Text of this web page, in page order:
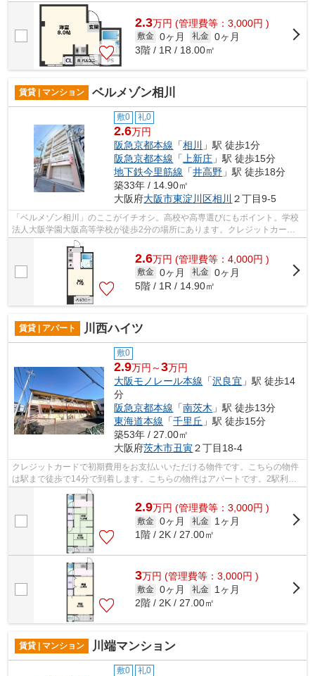
を共用部に設置しています。揺れに強...
2.3万円 (管理費等：3,000円 )
敷金 0ヶ月 礼金 0ヶ月
3階 / 1R / 18.00㎡
賃貸 | マンション ベルメゾン相川
敷0 礼0
2.6万円
阪急京都本線 「相川
」駅 徒歩1分
阪急京都本線 「 上新庄 」駅 徒歩15分
地下鉄今里筋線 「井高野 」駅 徒歩18分
築33年 / 14.90㎡
大阪府大阪市東淀川区相川 ２丁目9-5
「ベルメゾン相川」のここがイチオシ。高校や高専選びにもポイント。学校
法人大阪学園大阪高等学校が徒歩2分の場所にあります。クレジットカード
で初期費用がお支払いいただけるので、...
2.6万円 (管理費等：4,000円 )
敷金 0ヶ月 礼金 0ヶ月
5階 / 1R / 14.90㎡
賃貸 | アパート 川西ハイツ
敷0
2.9万円～3万円
大阪モノレール本線 「沢良宜 」駅 徒歩14
分
阪急京都本線 「南茨木 」駅 徒歩13分
東海道本線 「千里丘 」駅 徒歩15分
築53年 / 27.00㎡
大阪府茨木市丑寅２丁目18-4
クレジットカードで初期費用をお支払いいただける物件です。こちらの物件
は駅まで徒歩で14分で到着します。こちらの物件はアパートです。2駅利用
可能な物件なので、交通経路を選ぶこと...
2.9万円 (管理費等：3,000円 )
敷金 0ヶ月 礼金
1ヶ月
1階 / 2K / 27.00㎡
3万円 (管理費等：3,000円 )
敷金 0ヶ月 礼金
1ヶ月
2階 / 2K / 27.00㎡
賃貸 | マンション 川端マンション
敷0 礼0